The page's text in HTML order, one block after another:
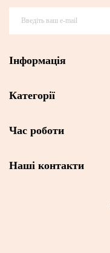
Інформація
Категорії
Час роботи
Наші контакти